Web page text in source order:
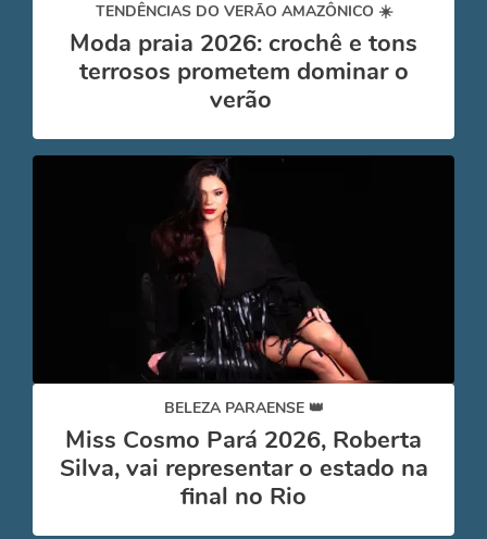
TENDÊNCIAS DO VERÃO AMAZÔNICO ☀️
Moda praia 2026: crochê e tons
terrosos prometem dominar o
verão
BELEZA PARAENSE 👑
Miss Cosmo Pará 2026, Roberta
Silva, vai representar o estado na
final no Rio